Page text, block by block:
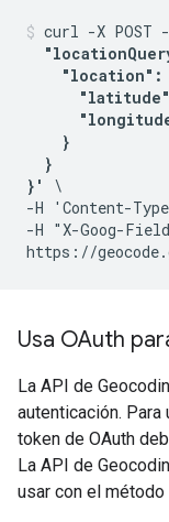
curl -X POST
"location":
    }
  }
}'
\
-H 'Content-
-H "X-Goog-
Usa OAuth
La API de
autenticación. Para
token de OAuth
La API de
usar con el